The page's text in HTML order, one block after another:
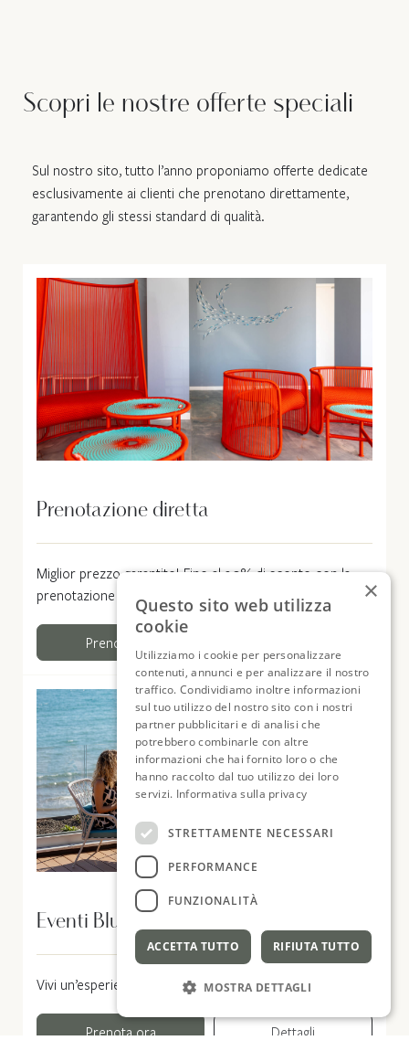
Scopri le nostre offerte speciali
Sul nostro sito, tutto l’anno proponiamo offerte dedicate
esclusivamente ai clienti che prenotano direttamente,
garantendo gli stessi standard di qualità.
Prenotazione diretta
Miglior prezzo garantito! Fino al 20% di sconto con la
prenotazione diretta!
Prenota ora
Eventi Blu
Vivi un’esperienza che va oltre il soggiorno.
Prenota ora Dettagli
×
Questo sito web utilizza
cookie
Utilizziamo i cookie per personalizzare
contenuti, annunci e per analizzare il nostro
traffico. Condividiamo inoltre informazioni
sul tuo utilizzo del nostro sito con i nostri
partner pubblicitari e di analisi che
potrebbero combinarle con altre
informazioni che hai fornito loro o che
hanno raccolto dal tuo utilizzo dei loro
servizi. Informativa sulla privacy
STRETTAMENTE NECESSARI
PERFORMANCE
FUNZIONALITÀ
ACCETTA TUTTO RIFIUTA TUTTO
MOSTRA DETTAGLI